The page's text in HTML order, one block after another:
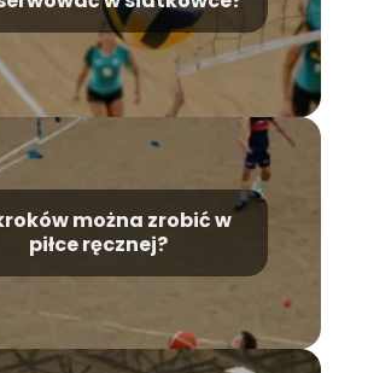
można zrobić w
piłce ręcznej?